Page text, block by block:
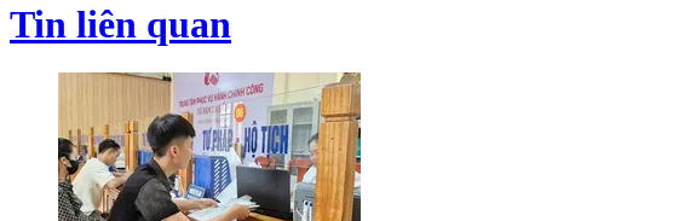
Tin liên quan